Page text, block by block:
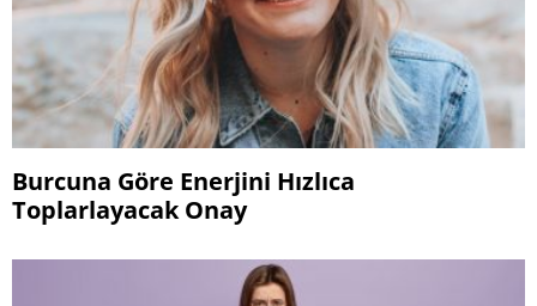
Burcuna Göre Enerjini Hızlıca
Toplarlayacak Onay